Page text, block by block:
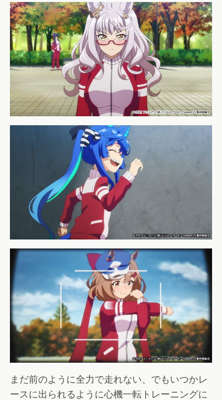
まだ前のように全力で走れない、でもいつかレ
ースに出られるように心機一転トレーニングに